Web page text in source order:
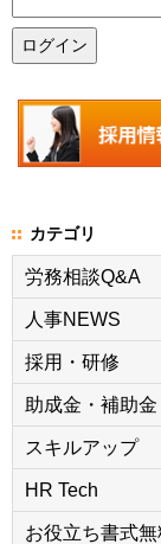
カテゴリ
労務相談Q&A
人事NEWS
採用・研修
助成金・補助金
スキルアップ
HR Tech
お役立ち書式